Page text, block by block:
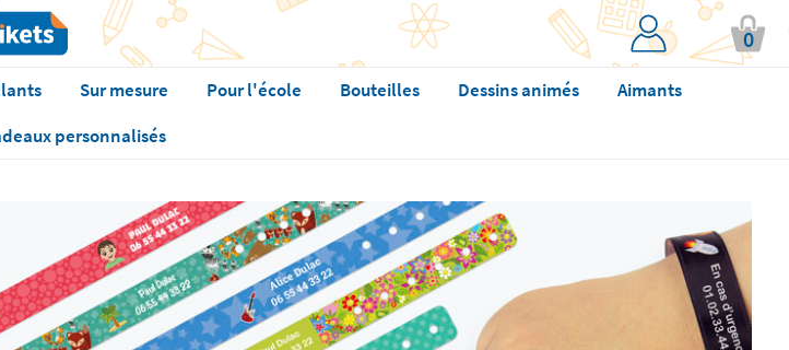
0
Sur mesure Pour l'école Bouteilles Dessins animés
Aimants
personnalisés